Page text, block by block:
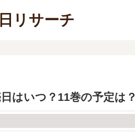
リサーチ
はいつ？11巻の予定は？